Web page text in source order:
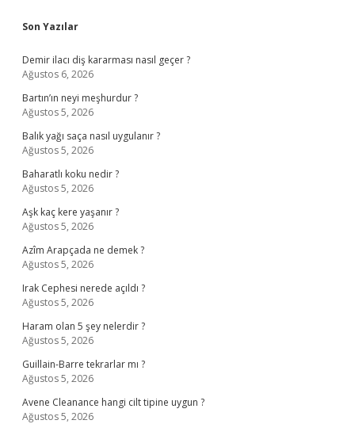
Sidebar
Son Yazılar
Demir ilacı diş kararması nasıl geçer ?
Ağustos 6, 2026
Bartın’ın neyi meşhurdur ?
Ağustos 5, 2026
Balık yağı saça nasıl uygulanır ?
Ağustos 5, 2026
Baharatlı koku nedir ?
Ağustos 5, 2026
Aşk kaç kere yaşanır ?
Ağustos 5, 2026
Azîm Arapçada ne demek ?
Ağustos 5, 2026
Irak Cephesi nerede açıldı ?
Ağustos 5, 2026
Haram olan 5 şey nelerdir ?
Ağustos 5, 2026
Guillain-Barre tekrarlar mı ?
Ağustos 5, 2026
Avene Cleanance hangi cilt tipine uygun ?
Ağustos 5, 2026